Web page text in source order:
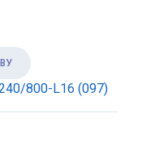
800-L16 (097)